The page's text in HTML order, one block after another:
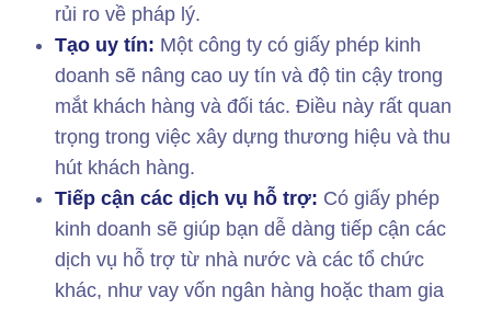
rủi ro về pháp lý.
Tạo uy tín: Một công ty có giấy phép kinh
doanh sẽ nâng cao uy tín và độ tin cậy trong
mắt khách hàng và đối tác. Điều này rất quan
trọng trong việc xây dựng thương hiệu và thu
hút khách hàng.
Tiếp cận các dịch vụ hỗ trợ: Có giấy phép
kinh doanh sẽ giúp bạn dễ dàng tiếp cận các
dịch vụ hỗ trợ từ nhà nước và các tổ chức
khác, như vay vốn ngân hàng hoặc tham gia